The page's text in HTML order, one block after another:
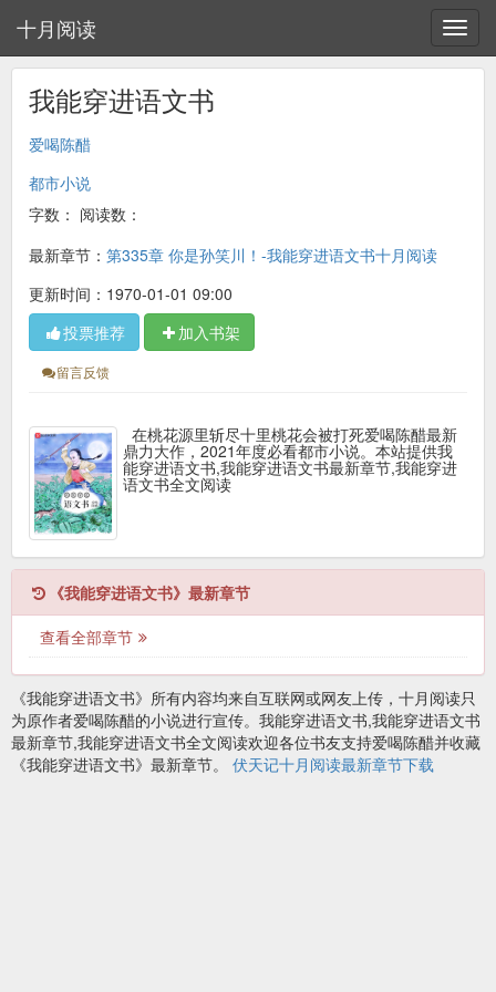
十月阅读
我能穿进语文书
爱喝陈醋
都市小说
字数： 阅读数：
最新章节： 第335章 你是孙笑川！-我能穿进语文书十月阅读
更新时间：1970-01-01 09:00
投票推荐
加入书架
留言反馈
在桃花源里斩尽十里桃花会被打死爱喝陈醋最新
鼎力大作，2021年度必看都市小说。本站提供我
能穿进语文书,我能穿进语文书最新章节,我能穿进
语文书全文阅读
《我能穿进语文书》最新章节
查看全部章节
《我能穿进语文书》所有内容均来自互联网或网友上传，十月阅读只
为原作者爱喝陈醋的小说进行宣传。我能穿进语文书,我能穿进语文书
最新章节,我能穿进语文书全文阅读欢迎各位书友支持爱喝陈醋并收藏
《我能穿进语文书》最新章节。 伏天记十月阅读最新章节下载